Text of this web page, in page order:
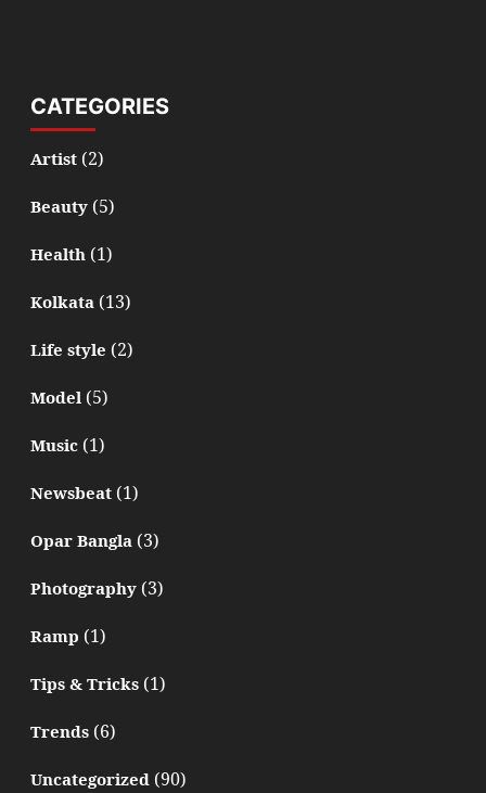
CATEGORIES
Artist(2)
Beauty(5)
Health(1)
Kolkata(13)
Life style (2)
Model(5)
Music(1)
Newsbeat(1)
Opar Bangla(3)
Photography(3)
Ramp (1)
Tips & Tricks(1)
Trends(6)
Uncategorized(90)